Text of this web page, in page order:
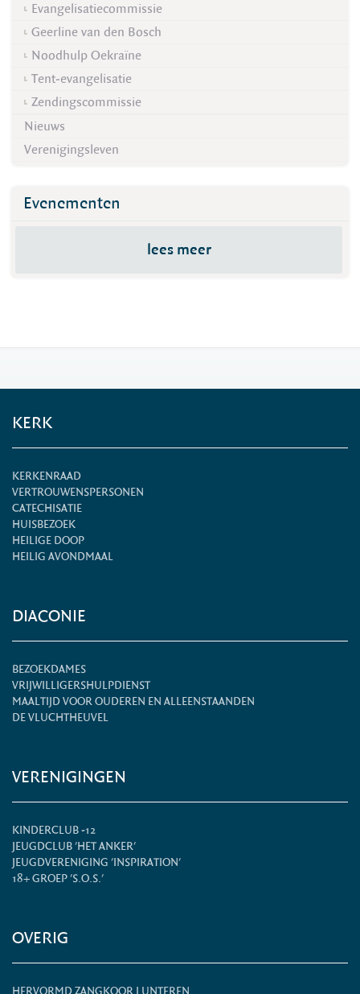
Evangelisatiecommissie
Geerline van den Bosch
Noodhulp Oekraïne
Tent-evangelisatie
Zendingscommissie
Nieuws
Verenigingsleven
Evenementen
lees meer
KERK
KERKENRAAD
VERTROUWENSPERSONEN
CATECHISATIE
HUISBEZOEK
HEILIGE DOOP
HEILIG AVONDMAAL
DIACONIE
BEZOEKDAMES
VRIJWILLIGERSHULPDIENST
MAALTIJD VOOR OUDEREN EN ALLEENSTAANDEN
DE VLUCHTHEUVEL
VERENIGINGEN
KINDERCLUB -12
JEUGDCLUB 'HET ANKER'
JEUGDVERENIGING 'INSPIRATION'
18+ GROEP 'S.O.S.'
OVERIG